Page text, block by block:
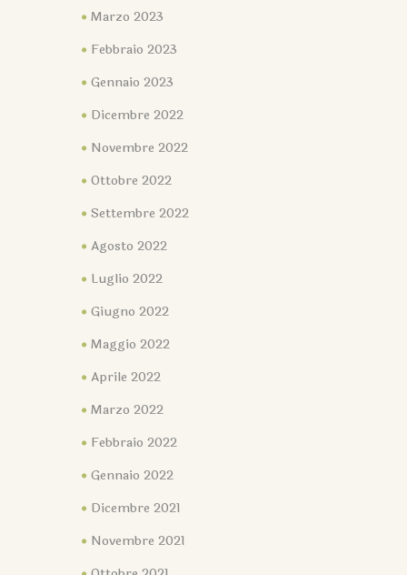
Marzo 2023
Febbraio 2023
Gennaio 2023
Dicembre 2022
Novembre 2022
Ottobre 2022
Settembre 2022
Agosto 2022
Luglio 2022
Giugno 2022
Maggio 2022
Aprile 2022
Marzo 2022
Febbraio 2022
Gennaio 2022
Dicembre 2021
Novembre 2021